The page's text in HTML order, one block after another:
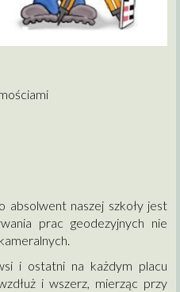
absolwent naszej szkoły jest
prac geodezyjnych nie
i ostatni na każdym placu
i wszerz, mierząc przy